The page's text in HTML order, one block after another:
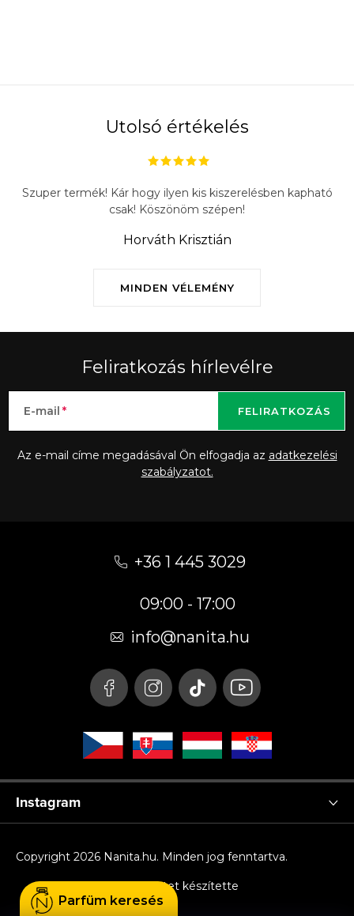
Utolsó értékelés
MINDEN VÉLEMÉNY
Szuper termék! Kár hogy ilyen kis kiszerelésben kapható
csak! Köszönöm szépen!
Horváth Krisztián
Feliratkozás hírlevélre
E-mail
Az e-mail címe megadásával Ön elfogadja az adatkezelési
szabályzatot.
FELIRATKOZÁS
+36 1 445 3029
09:00 - 17:00
info@nanita.hu
Instagram
Shoptet készítette
Copyright 2026 Nanita.hu. Minden jog fenntartva.
Parfüm keresés